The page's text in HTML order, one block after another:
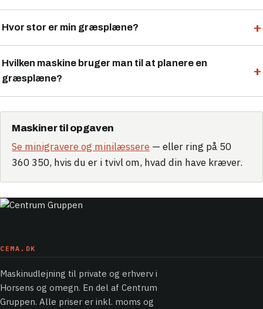
Hvor stor er min græsplæne?
Hvilken maskine bruger man til at planere en
græsplæne?
Maskiner til opgaven
Se minigravere og minilæssere — eller ring på 50
360 350, hvis du er i tvivl om, hvad din have kræver.
CEMA.DK
Maskinudlejning til private og erhverv i
Horsens og omegn. En del af Centrum
Gruppen. Alle priser er inkl. moms og